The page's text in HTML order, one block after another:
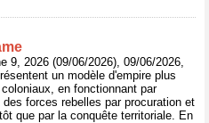
9, 2026 (09/06/2026), 09/06/2026,
un modèle d'empire plus
en fonctionnant par
forces rebelles par procuration et
que par la conquête territoriale. En